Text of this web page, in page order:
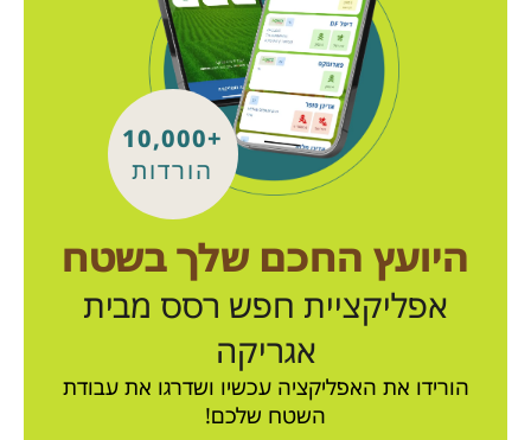
+10,000
הורדות
היועץ החכם שלך בשטח
אפליקציית חפש רסס מבית
אגריקה
הורידו את האפליקציה עכשיו ושדרגו את עבודת
השטח שלכם!